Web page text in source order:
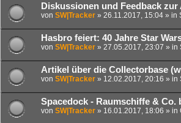
Diskussionen und Feedback
von SW|Tracker» 26.11.2017, 15:04 » in
Hasbro feiert: 40 Jahre Star
von SW|Tracker» 27.05.2017, 23:07 » in
Artikel über die Collectorbase
von SW|Tracker» 12.02.2017, 20:16 » in
Spacedock - Raumschiffe & Co.
von SW|Tracker» 16.01.2017, 18:06 » in